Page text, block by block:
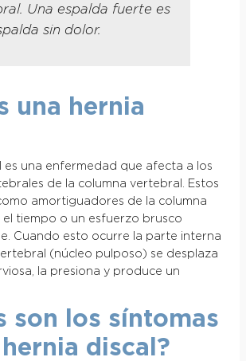
Una espalda fuerte es
sin dolor.
una hernia
es una enfermedad que afecta a los
de la columna vertebral. Estos
amortiguadores de la columna
tiempo o un esfuerzo brusco
Cuando esto ocurre la parte interna
(núcleo pulposo) se desplaza
la presiona y produce un
son los síntomas
discal?